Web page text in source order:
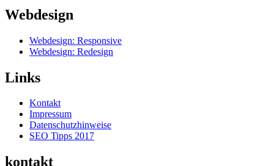
Webdesign
Webdesign: Responsive
Webdesign: Redesign
Links
Kontakt
Impressum
Datenschutzhinweise
SEO Tipps 2017
kontakt